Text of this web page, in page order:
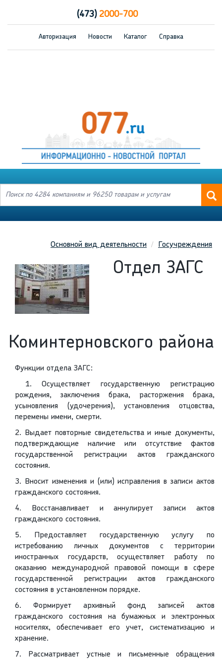
(473)2000-700
Авторизация Новости Каталог Справка
Основной вид деятельности Госучреждения
Отдел ЗАГС
Коминтерновского района
Функции отдела ЗАГС:
1. Осуществляет государственную регистрацию
рождения, заключения брака, расторжения брака,
усыновления (удочерения), установления отцовства,
перемены имени, смерти.
2. Выдает повторные свидетельства и иные документы,
подтверждающие наличие или отсутствие фактов
государственной регистрации актов гражданского
состояния.
3. Вносит изменения и (или) исправления в записи актов
гражданского состояния.
4. Восстанавливает и аннулирует записи актов
гражданского состояния.
5. Предоставляет государственную услугу по
истребованию личных документов с территории
иностранных государств, осуществляет работу по
оказанию международной правовой помощи в сфере
государственной регистрации актов гражданского
состояния в установленном порядке.
6. Формирует архивный фонд записей актов
гражданского состояния на бумажных и электронных
носителях, обеспечивает его учет, систематизацию и
хранение.
7. Рассматривает устные и письменные обращения